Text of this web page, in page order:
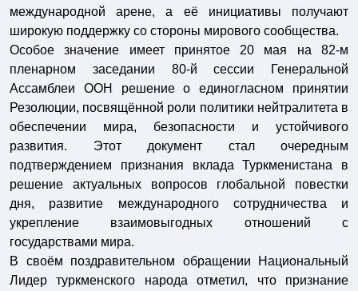
международной арене, а её инициативы получают
широкую поддержку со стороны мирового сообщества.
Особое значение имеет принятое 20 мая на 82-м
пленарном заседании 80-й сессии Генеральной
Ассамблеи ООН решение о единогласном принятии
Резолюции, посвящённой роли политики нейтралитета в
обеспечении мира, безопасности и устойчивого
развития. Этот документ стал очередным
подтверждением признания вклада Туркменистана в
решение актуальных вопросов глобальной повестки
дня, развитие международного сотрудничества и
укрепление взаимовыгодных отношений с
государствами мира.
В своём поздравительном обращении Национальный
Лидер туркменского народа отметил, что признание